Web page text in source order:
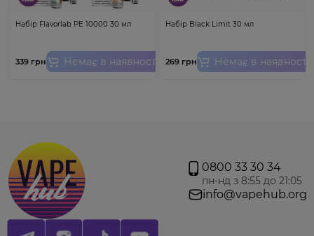
Увага!
Ціна вказана за 1 шт. Для використання на
подах Xlim Crystal XLIM V2,Xlim
SQ,Xlim SQ Pro
Набір Flavorlab PE 10000 30 мл
339 грн Немає в наявності
Набір Black Limit 30 мл
269 грн Немає в наявності
0800 33 30 34
пн-нд з 8:55 до 21:05
info@vapehub.org